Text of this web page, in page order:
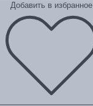
Добавить в избранное